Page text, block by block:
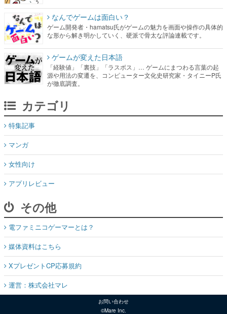
なんでゲームは面白い？
ゲーム開発者・hamatsu氏がゲームの魅力を画面や操作の具体的
な形から解き明かしていく、硬派で骨太な評論連載です。
ゲームが変えた日本語
「経験値」「裏技」「ラスボス」… ゲームにまつわる言葉の起
源や用法の変遷を、コンピューター文化史研究家・タイニーP氏
が徹底調査。
カテゴリ
特集記事
マンガ
女性向け
アプリレビュー
その他
電ファミニコゲーマーとは？
媒体資料はこちら
XプレゼントCP応募規約
運営：株式会社マレ
お問い合わせ
©Mare Inc.